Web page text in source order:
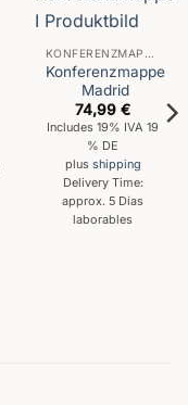
KONFERENZMAPPEN
Konferenzmappe
Madrid
74,99€
Includes 19% IVA 19
% DE
plus shipping
Delivery Time:
approx. 5 Días
laborables